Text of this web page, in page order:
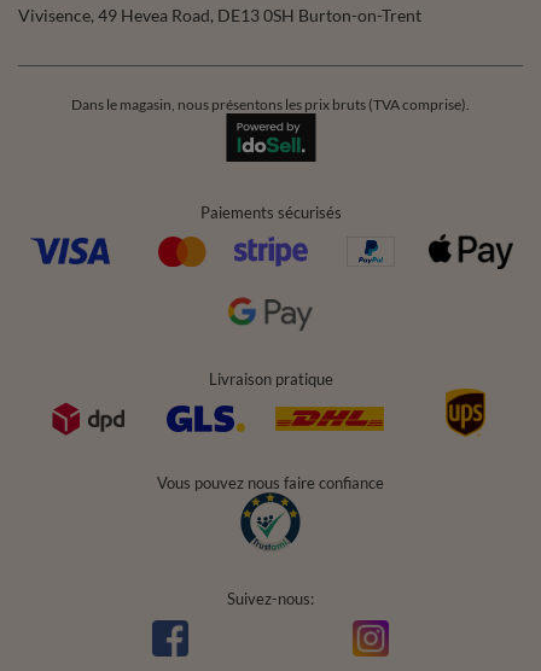
Vivisence, 49 Hevea Road, DE13 0SH Burton-on-Trent
Dans le magasin, nous présentons les prix bruts (TVA comprise).
Paiements sécurisés
Livraison pratique
Vous pouvez nous faire confiance
Suivez-nous: